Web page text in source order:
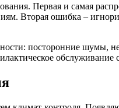
Первая и самая
Вторая ошибка –
посторонние шумы,
обслуживание